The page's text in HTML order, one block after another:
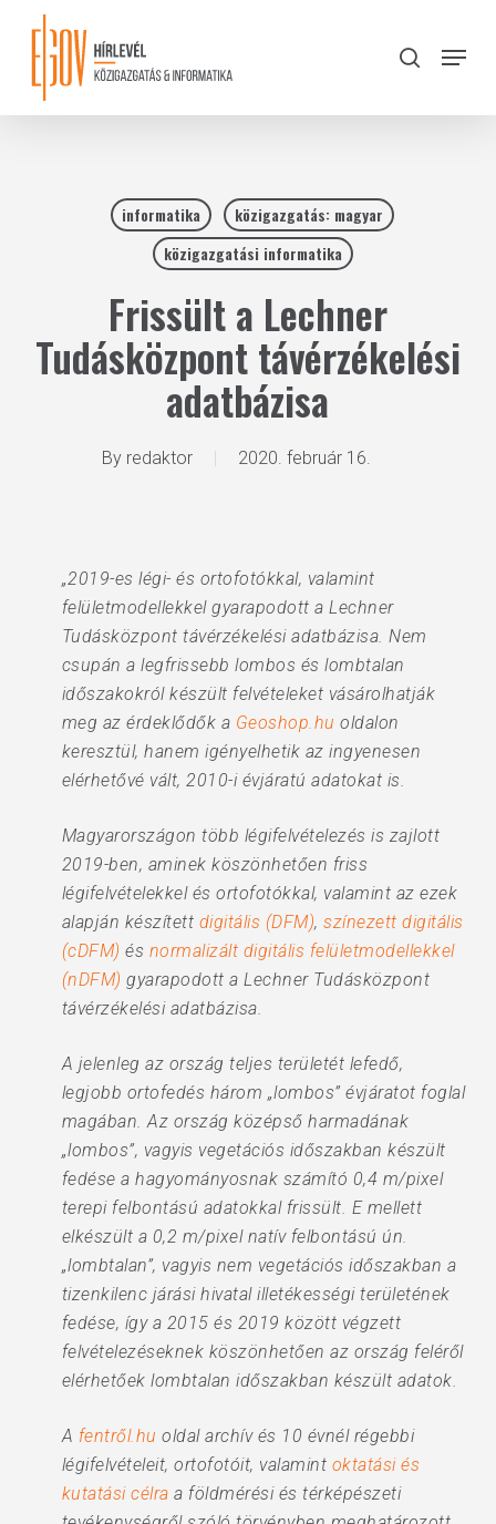
content
search
Menu
informatika
közigazgatás: magyar
közigazgatási informatika
Frissült a Lechner
Tudásközpont távérzékelési
adatbázisa
By redaktor 2020. február 16.
„2019-es légi- és ortofotókkal, valamint
felületmodellekkel gyarapodott a Lechner
Tudásközpont távérzékelési adatbázisa. Nem
csupán a legfrissebb lombos és lombtalan
időszakokról készült felvételeket vásárolhatják
meg az érdeklődők a Geoshop.hu oldalon
keresztül, hanem igényelhetik az ingyenesen
elérhetővé vált, 2010-i évjáratú adatokat is.
Magyarországon több légifelvételezés is zajlott
2019-ben, aminek köszönhetően friss
légifelvételekkel és ortofotókkal, valamint az ezek
alapján készített digitális (DFM),színezett digitális
(cDFM) és normalizált digitális felületmodellekkel
(nDFM) gyarapodott a Lechner Tudásközpont
távérzékelési adatbázisa.
A jelenleg az ország teljes területét lefedő,
legjobb ortofedés három „lombos” évjáratot foglal
magában. Az ország középső harmadának
„lombos”, vagyis vegetációs időszakban készült
fedése a hagyományosnak számító 0,4 m/pixel
terepi felbontású adatokkal frissült. E mellett
elkészült a 0,2 m/pixel natív felbontású ún.
„lombtalan”, vagyis nem vegetációs időszakban a
tizenkilenc járási hivatal illetékességi területének
fedése, így a 2015 és 2019 között végzett
felvételezéseknek köszönhetően az ország feléről
elérhetőek lombtalan időszakban készült adatok.
A fentről.hu oldal archív és 10 évnél régebbi
légifelvételeit, ortofotóit, valamint oktatási és
kutatási célra a földmérési és térképészeti
Close